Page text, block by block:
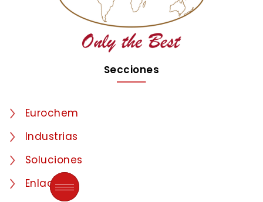
Secciones
Eurochem
Industrias
Soluciones
Enlaces